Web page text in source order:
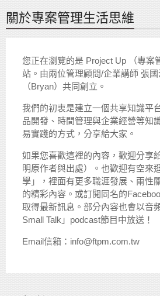
關於專案管理生活思維
您正在瀏覽的是 Project Up （專案
站。由兩位管理顧問/企業講師 張
（Bryan）共同創立。
我們的初衷是建立一個共享知識平
品開發、時間管理與企業經營等知
易實踐的方式，分享給大家。
如果您喜歡這裡的內容，歡迎分享
明原作者與出處）。也歡迎有空來
學」，裡面有更多職涯發展、兩性
的精彩內容。或訂閱同名的
取得最新訊息。部分內容也會以音
Small Talk」podcast節目中放送！
Email信箱：info@ftpm.com.tw